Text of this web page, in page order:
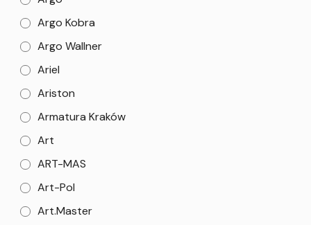
Argo Kobra
Argo Wallner
Ariel
Ariston
Armatura Kraków
Art
ART-MAS
Art-Pol
Art.Master